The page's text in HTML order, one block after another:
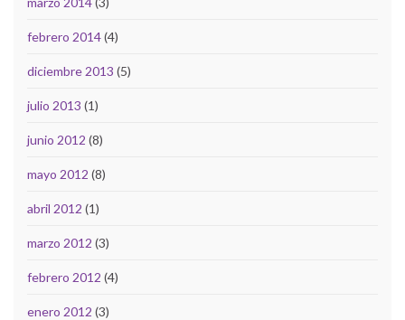
febrero 2014(4)
diciembre 2013 (5)
julio 2013 (1)
junio 2012 (8)
mayo 2012 (8)
abril 2012 (1)
marzo 2012 (3)
febrero 2012 (4)
enero 2012 (3)